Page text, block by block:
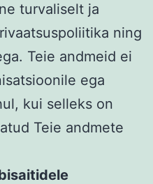
turvaliselt ja
ning
Teie andmeid ei
ega
kui selleks on
Teie andmete